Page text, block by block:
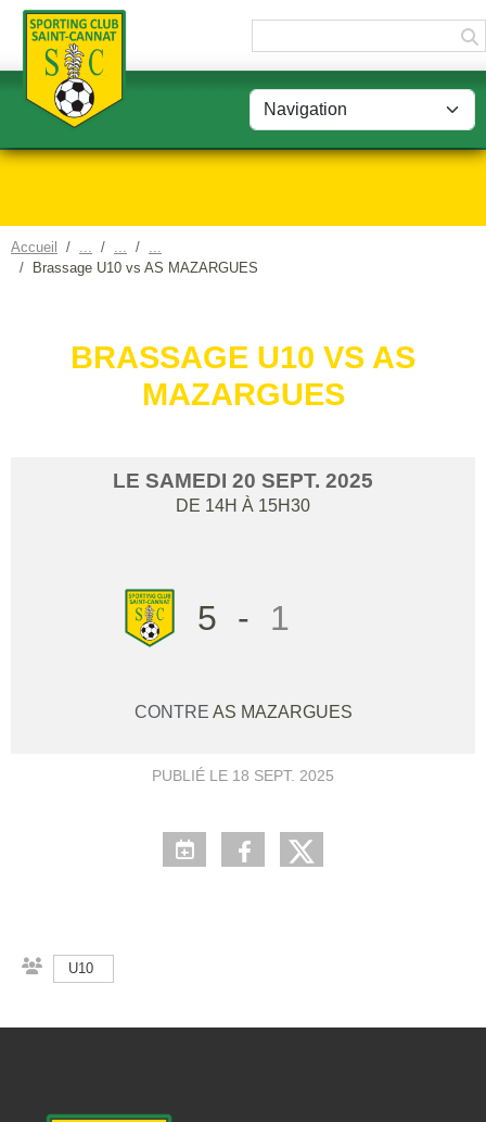
Accueil
Brassage U10 vs AS MAZARGUES
BRASSAGE U10 VS AS
MAZARGUES
LE SAMEDI 20 SEPT. 2025
DE 14H À 15H30
5 - 1
CONTRE AS MAZARGUES
PUBLIÉ LE 18 SEPT. 2025
U10
Panneau de gestion des cookies